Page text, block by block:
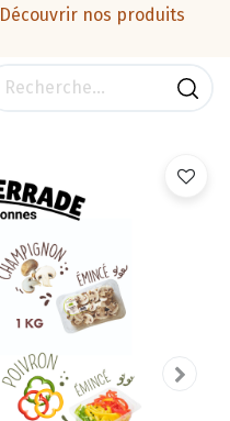
Découvrir nos produits